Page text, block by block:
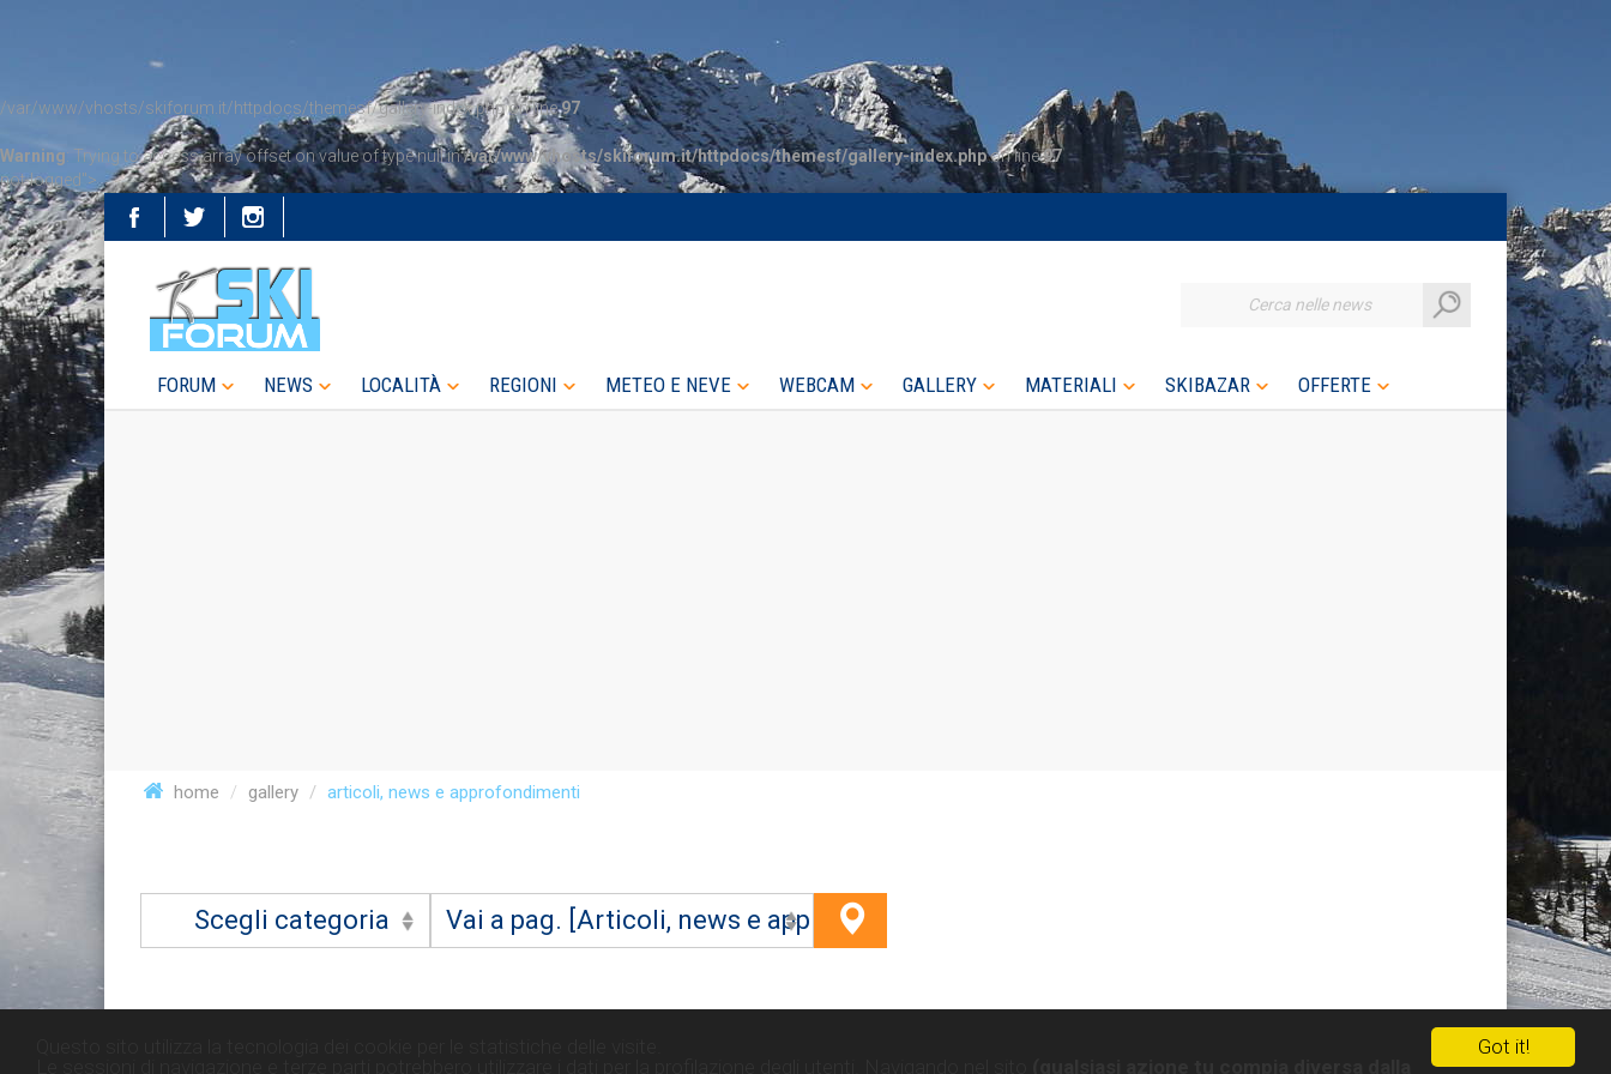
Got it!
/var/www/vhosts/skiforum.it/httpdocs/themesf/gallery-index.php on line97
Warning: Trying to access array offset on value of type null in/var/www/vhosts/skiforum.it/httpdocs/themesf/gallery-index.phpon line97
not-logged">
Cerca nelle news
FORUM NEWS LOCALITÀ REGIONI METEO E NEVE WEBCAM GALLERY MATERIALI SKIBAZAR OFFERTE
home gallery articoli, news e approfondimenti
Scegli categoria Vai a pag. [Articoli, news e approfondimenti]